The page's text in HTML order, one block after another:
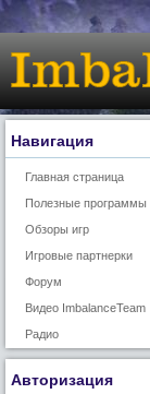
Навигация
Главная страница
Полезные программы
Обзоры игр
Игровые партнерки
Форум
Видео ImbalanceTeam
Радио
Авторизация